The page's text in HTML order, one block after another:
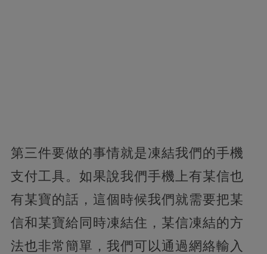
第三件要做的事情就是凍結我們的手機
支付工具。如果說我們手機上有某信也
有某寶的話，這個時候我們就需要把某
信和某寶給同時凍結住，某信凍結的方
法也非常簡單，我們可以通過網絡輸入